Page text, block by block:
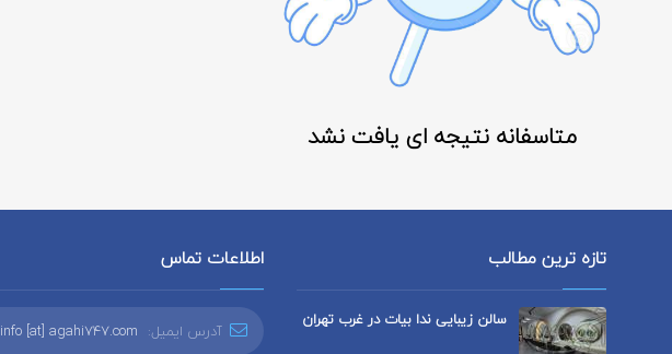
متاسفانه نتیجه ای یافت نشد
تازه ترین مطالب
سالن زیبایی ندا بیات در غرب تهران
اطلاعات تماس
آدرس ایمیل: info [at] agahi747.com